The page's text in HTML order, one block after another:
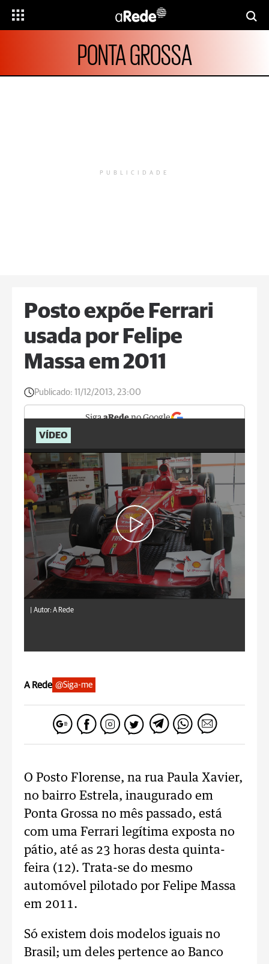
PONTA GROSSA
PUBLICIDADE
Posto expõe Ferrari
usada por Felipe
Massa em 2011
Publicado: 11/12/2013, 23:00
SigaaRedeno Google
VÍDEO
Autor: A Rede
A Rede @Siga-me
O Posto Florense, na rua Paula Xavier,
no bairro Estrela, inaugurado em
Ponta Grossa no mês passado, está
com uma Ferrari legítima exposta no
pátio, até as 23 horas desta quinta-
feira (12). Trata-se do mesmo
automóvel pilotado por Felipe Massa
em 2011.
Só existem dois modelos iguais no
Brasil; um deles pertence ao Banco